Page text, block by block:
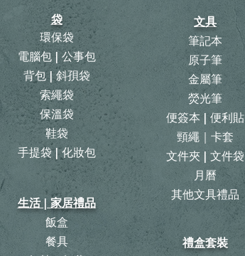
袋
環保袋
電腦包 | 公事包
背包|斜孭袋
​索繩袋
保溫袋
鞋袋
手提袋 | 化妝包
生活 | 家居禮品
飯盒
餐具
文具
筆記本
原子筆
金屬筆
熒光筆
便簽本 | 便利貼
頸繩｜卡套
文件夾 | 文件袋
月曆
​其他文具禮品
禮盒套裝